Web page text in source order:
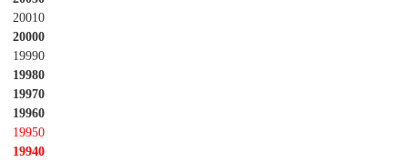
20010
20000
19990
19980
19970
19960
19950
19940